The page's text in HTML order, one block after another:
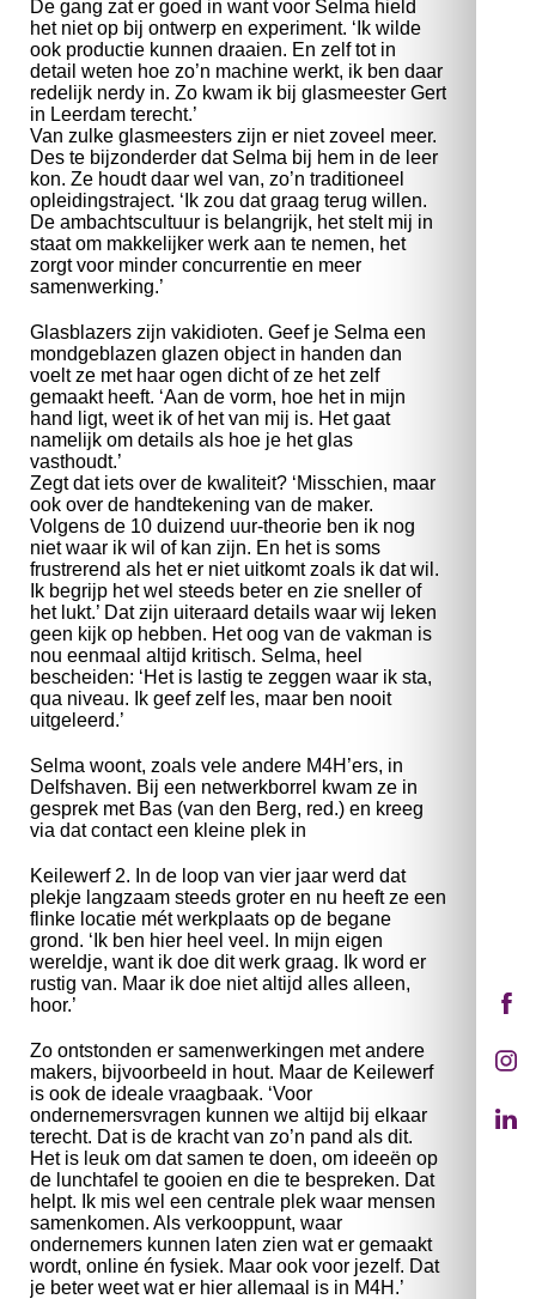
De gang zat er goed in want voor Selma hield
het niet op bij ontwerp en experiment. ‘Ik wilde
ook productie kunnen draaien. En zelf tot in
detail weten hoe zo’n machine werkt, ik ben daar
redelijk nerdy in. Zo kwam ik bij glasmeester Gert
in Leerdam terecht.’
Van zulke glasmeesters zijn er niet zoveel meer.
Des te bijzonderder dat Selma bij hem in de leer
kon. Ze houdt daar wel van, zo’n traditioneel
opleidingstraject. ‘Ik zou dat graag terug willen.
De ambachtscultuur is belangrijk, het stelt mij in
staat om makkelijker werk aan te nemen, het
zorgt voor minder concurrentie en meer
samenwerking.’
Glasblazers zijn vakidioten. Geef je Selma een
mondgeblazen glazen object in handen dan
voelt ze met haar ogen dicht of ze het zelf
gemaakt heeft. ‘Aan de vorm, hoe het in mijn
hand ligt, weet ik of het van mij is. Het gaat
namelijk om details als hoe je het glas
vasthoudt.’
Zegt dat iets over de kwaliteit? ‘Misschien, maar
ook over de handtekening van de maker.
Volgens de 10 duizend uur-theorie ben ik nog
niet waar ik wil of kan zijn. En het is soms
frustrerend als het er niet uitkomt zoals ik dat wil.
Ik begrijp het wel steeds beter en zie sneller of
het lukt.’ Dat zijn uiteraard details waar wij leken
geen kijk op hebben. Het oog van de vakman is
nou eenmaal altijd kritisch. Selma, heel
bescheiden: ‘Het is lastig te zeggen waar ik sta,
qua niveau. Ik geef zelf les, maar ben nooit
uitgeleerd.’
Selma woont, zoals vele andere M4H’ers, in
Delfshaven. Bij een netwerkborrel kwam ze in
gesprek met Bas (van den Berg, red.) en kreeg
via dat contact een kleine plek in
Keilewerf 2. In de loop van vier jaar werd dat
plekje langzaam steeds groter en nu heeft ze een
flinke locatie mét werkplaats op de begane
grond. ‘Ik ben hier heel veel. In mijn eigen
wereldje, want ik doe dit werk graag. Ik word er
rustig van. Maar ik doe niet altijd alles alleen,
hoor.’
Zo ontstonden er samenwerkingen met andere
makers, bijvoorbeeld in hout. Maar de Keilewerf
is ook de ideale vraagbaak. ‘Voor
ondernemersvragen kunnen we altijd bij elkaar
terecht. Dat is de kracht van zo’n pand als dit.
Het is leuk om dat samen te doen, om ideeën op
de lunchtafel te gooien en die te bespreken. Dat
helpt. Ik mis wel een centrale plek waar mensen
samenkomen. Als verkooppunt, waar
ondernemers kunnen laten zien wat er gemaakt
wordt, online én fysiek. Maar ook voor jezelf. Dat
je beter weet wat er hier allemaal is in M4H.’